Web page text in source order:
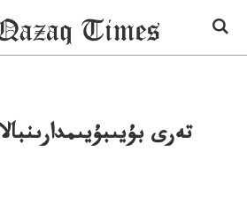
تەرى